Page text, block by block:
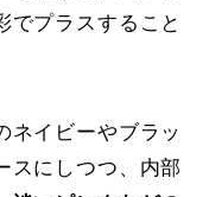
でプラスすること
ネイビーやブラッ
スにしつつ、内部